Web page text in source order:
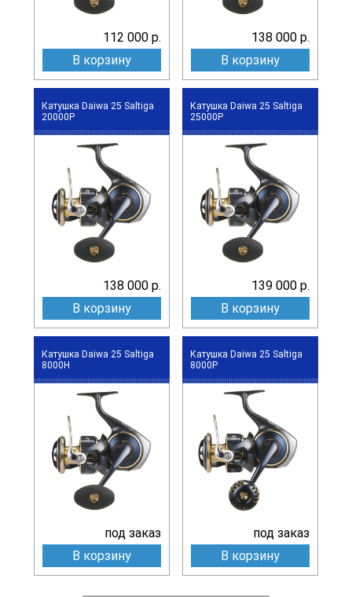
112 000 р.
В корзину
138 000 р.
В корзину
Катушка Daiwa 25 Saltiga
20000P
138 000 р.
В корзину
Катушка Daiwa 25 Saltiga
25000P
139 000 р.
В корзину
Катушка Daiwa 25 Saltiga
8000H
под заказ
В корзину
Катушка Daiwa 25 Saltiga
8000P
под заказ
В корзину